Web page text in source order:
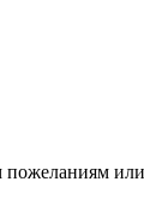
пожеланиям или